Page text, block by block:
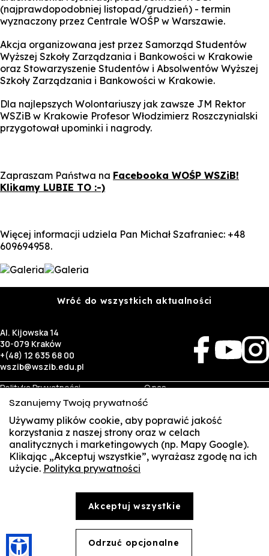
(najprawdopodobniej listopad/grudzień) - termin
wyznaczony przez Centrale WOŚP w Warszawie.
Akcja organizowana jest przez Samorząd Studentów
Wyższej Szkoły Zarządzania i Bankowości w Krakowie
oraz Stowarzyszenie Studentów i Absolwentów Wyższej
Szkoły Zarządzania i Bankowości w Krakowie.
Dla najlepszych Wolontariuszy jak zawsze JM Rektor
WSZiB w Krakowie Profesor Włodzimierz Roszczynialski
przygotował upominki i nagrody.
Zapraszam Państwa na Facebooka WOŚP WSZiB!
Klikamy LUBIE TO :-)
Więcej informacji udziela Pan Michał Szafraniec: +48
609694958.
Wróć do wszystkich aktualności
Al. Kijowska 14
30-079 Kraków
+(48) 12 635 68 00
wszib@wszib.edu.pl
Polityka Prywatności
RODO
Identyfikacja wizualna
O nas
Rekrutacja
Studia
Kontakt
Biznes
Wynajem sal
Targi pracy
Student
Multis Multum
Treści zawarte na stronie www.wszib.edu.pl oraz jej podstronach stanowią, o ile nie wskazano
części: kopiowania, reprodukowania, modyfikowania, dystrybuowania, publikowania,
wyświetlania, utrwalania oraz wykorzystywania w jakiejkolwiek innej formie. Ograniczenia
powyższe nie dotyczą dozwolonego użytku osobistego.
Szanujemy Twoją prywatność
Używamy plików cookie, aby poprawić jakość
korzystania z naszej strony oraz w celach
analitycznych i marketingowych (np. Mapy Google).
Klikając „Akceptuj wszystkie”, wyrażasz zgodę na ich
użycie. Polityka prywatności
Akceptuj wszystkie
Odrzuć opcjonalne